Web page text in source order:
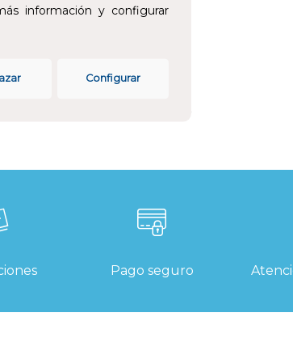
información y configurar
Configurar
y los accesorios
con la norma UNE EN ISO
Pago seguro